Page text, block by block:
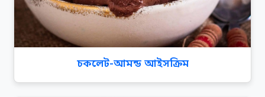
চকলেট-আমন্ড আইসক্রিম